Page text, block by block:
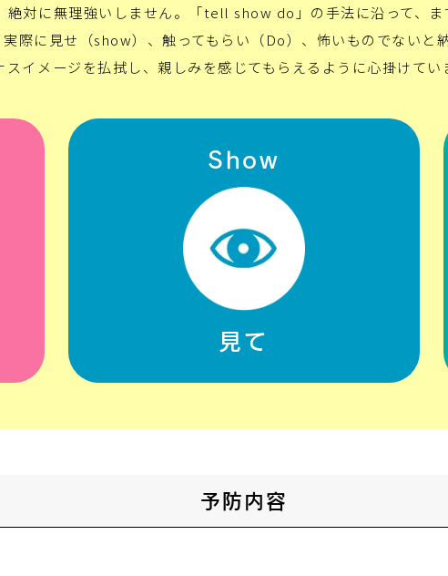
絶対に無理強いしません。「tell show do」の手法に沿って、
際に見せ（show）、触ってもらい（Do）、怖いものでないと
イメージを払拭し、親しみを感じてもらえるように心掛けてい
Show
見て
予防内容